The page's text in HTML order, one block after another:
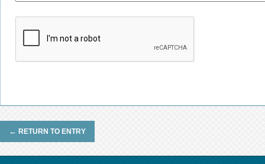
← RETURN TO ENTRY